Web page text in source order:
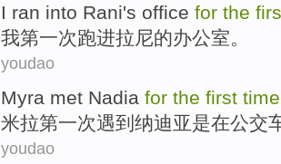
I ran into Rani's office for the
我第一次跑进拉尼的办公室。
youdao
Myra met Nadia for the first time
米拉第一次遇到纳迪亚是在公交
youdao